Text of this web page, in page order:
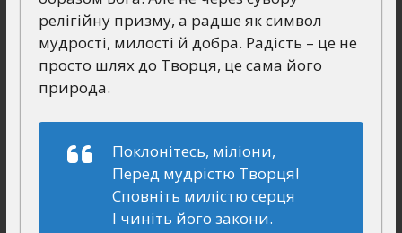
релігійну призму, а радше як символ
мудрості, милості й добра. Радість – це не
просто шлях до Творця, це сама його
природа.
Поклонітесь, міліони,
Перед мудрістю Творця!
Сповніть милістю серця
І чиніть його закони.